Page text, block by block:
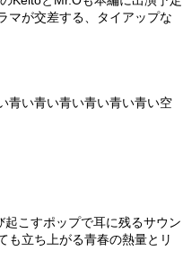
マが交差する、タイアップな
青い青い青い青い青い青い空
こすポップで耳に残るサウン
も立ち上がる青春の熱量とリ